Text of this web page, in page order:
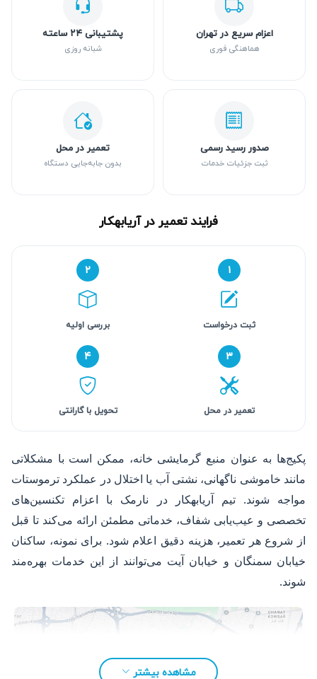
اعزام سریع در تهران
هماهنگی فوری
پشتیبانی ۲۴ ساعته
شبانه روزی
صدور رسید رسمی
ثبت جزئیات خدمات
تعمیر در محل
بدون جابه‌جایی دستگاه
فرایند تعمیر در آریابهکار
۱
ثبت درخواست
۲
بررسی اولیه
۳
تعمیر در محل
۴
تحویل با گارانتی
پکیج‌ها به عنوان منبع گرمایشی خانه، ممکن است با مشکلاتی
مانند خاموشی ناگهانی، نشتی آب یا اختلال در عملکرد ترموستات
مواجه شوند. تیم آریابهکار در نارمک با اعزام تکنسین‌های
تخصصی و عیب‌یابی شفاف، خدماتی مطمئن ارائه می‌کند تا قبل
از شروع هر تعمیر، هزینه دقیق اعلام شود. برای نمونه، ساکنان
خیابان سمنگان و خیابان آیت می‌توانند از این خدمات بهره‌مند
شوند.
مشاهده بیشتر